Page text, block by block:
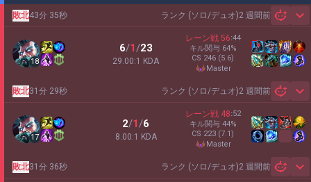
ランク (ソロ/デュオ)2 週間前
敗北43分 35秒
18
6/1/23
29.00:1 KDA
レーン戦 56:44
キル関与 64%
CS 246 (5.6)
master
ランク (ソロ/デュオ)2 週間前
敗北31分 29秒
17
2/1/6
8.00:1 KDA
レーン戦 48:52
キル関与 44%
CS 223 (7.1)
master
ランク (ソロ/デュオ)2 週間前
敗北31分 36秒